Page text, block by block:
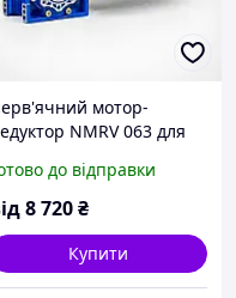
мотор-
NMRV 063 для
до відправки
8 720₴
Купити